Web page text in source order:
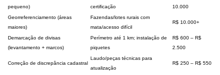
pequeno)
certificação
10.000
Georreferenciamento (áreas
maiores)
Fazendas/lotes rurais com
mata/acesso difícil
R$ 10.000+
Demarcação de divisas
(levantamento + marcos)
Perímetro até 1 km; instalação de
piquetes
R$ 600 – R$
2.500
Correção de discrepância cadastral
Laudo/peças técnicas para
atualização
R$ 250 – R$ 550